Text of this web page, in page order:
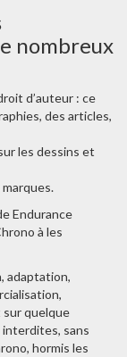
nombreux
d’auteur : ce
des articles,
les dessins et
Endurance
à les
adaptation,
quelque
interdites, sans
hormis les